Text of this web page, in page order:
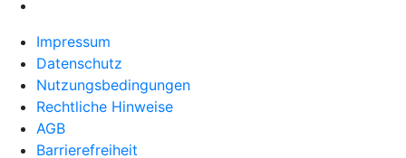
Impressum
Datenschutz
Nutzungsbedingungen
Rechtliche Hinweise
AGB
Barrierefreiheit